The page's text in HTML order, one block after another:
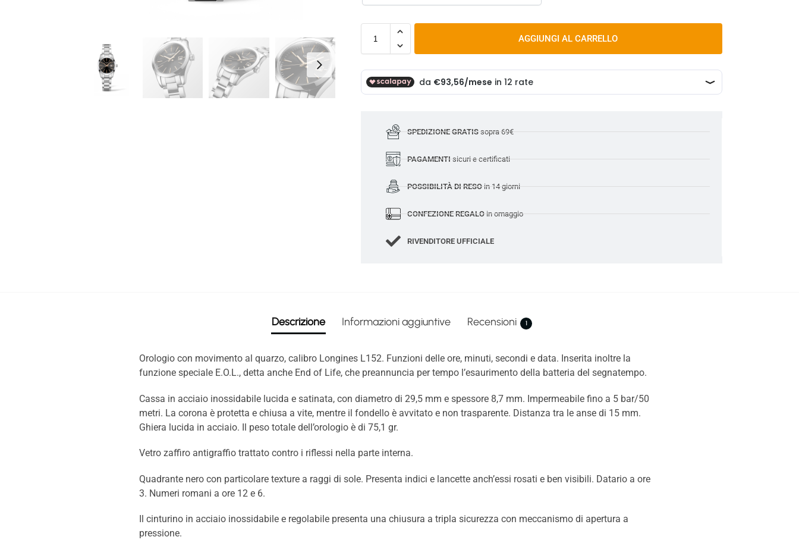
AGGIUNGI AL CARRELLO
SPEDIZIONE GRATIS sopra 69€
PAGAMENTI sicuri e certificati
POSSIBILITÀ DI RESO in 14 giorni
CONFEZIONE REGALO in omaggio
RIVENDITORE UFFICIALE
Descrizione Informazioni aggiuntive Recensioni 1
Orologio con movimento al quarzo, calibro Longines L152. Funzioni delle ore, minuti, secondi e data. Inserita inoltre la
funzione speciale E.O.L., detta anche End of Life, che preannuncia per tempo l’esaurimento della batteria del segnatempo.
Cassa in acciaio inossidabile lucida e satinata, con diametro di 29,5 mm e spessore 8,7 mm. Impermeabile fino a 5 bar/50
metri. La corona è protetta e chiusa a vite, mentre il fondello è avvitato e non trasparente. Distanza tra le anse di 15 mm.
Ghiera lucida in acciaio. Il peso totale dell’orologio è di 75,1 gr.
Vetro zaffiro antigraffio trattato contro i riflessi nella parte interna.
Quadrante nero con particolare texture a raggi di sole. Presenta indici e lancette anch’essi rosati e ben visibili. Datario a ore
3. Numeri romani a ore 12 e 6.
Il cinturino in acciaio inossidabile e regolabile presenta una chiusura a tripla sicurezza con meccanismo di apertura a
pressione.